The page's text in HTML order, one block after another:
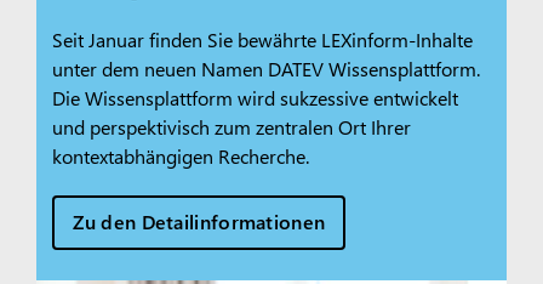
Seit Januar finden Sie bewährte LEXinform-Inhalte
unter dem neuen Namen DATEV Wissensplattform.
Die Wissensplattform wird sukzessive entwickelt
und perspektivisch zum zentralen Ort Ihrer
kontextabhängigen Recherche.
Zu den Detailinformationen